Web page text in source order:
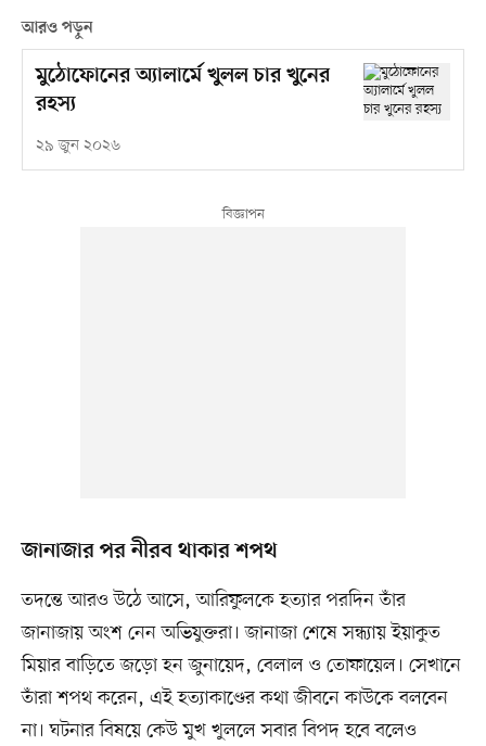
আরও পড়ুন
মুঠোফোনের অ্যালার্মে খুলল চার খুনের
রহস্য
২৯ জুন ২০২৬
জানাজার পর নীরব থাকার শপথ
তদন্তে আরও উঠে আসে, আরিফুলকে হত্যার পরদিন তাঁর
জানাজায় অংশ নেন অভিযুক্তরা। জানাজা শেষে সন্ধ্যায় ইয়াকুত
মিয়ার বাড়িতে জড়ো হন জুনায়েদ, বেলাল ও তোফায়েল। সেখানে
তাঁরা শপথ করেন, এই হত্যাকাণ্ডের কথা জীবনে কাউকে বলবেন
না। ঘটনার বিষয়ে কেউ মুখ খুললে সবার বিপদ হবে বলেও